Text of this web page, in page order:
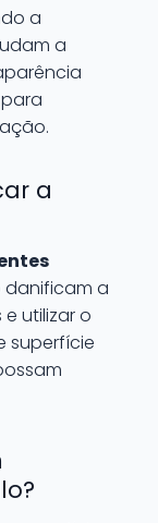
a
a
a
danificam a
utilizar o
superfície